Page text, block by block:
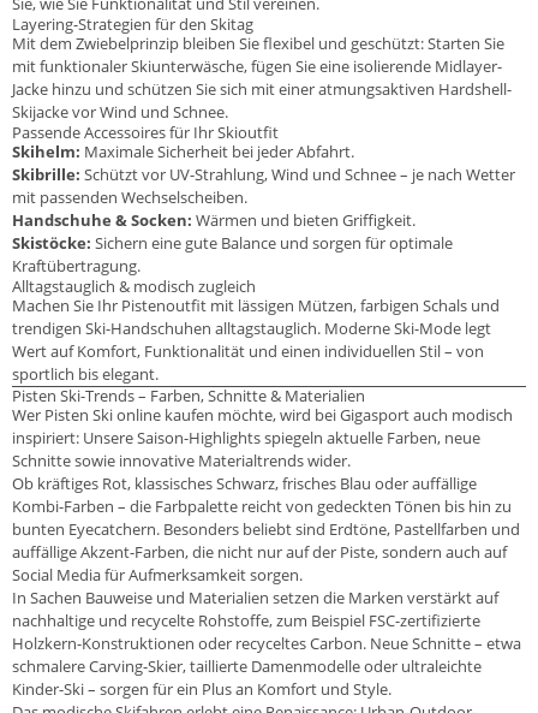
Layering-Strategien für den Skitag
Mit dem Zwiebelprinzip bleiben Sie flexibel und geschützt: Starten Sie
mit funktionaler Skiunterwäsche, fügen Sie eine isolierende Midlayer-
Jacke hinzu und schützen Sie sich mit einer atmungsaktiven Hardshell-
Skijacke vor Wind und Schnee.
Passende Accessoires für Ihr Skioutfit
Skihelm: Maximale Sicherheit bei jeder Abfahrt.
Skibrille: Schützt vor UV-Strahlung, Wind und Schnee – je nach Wetter
mit passenden Wechselscheiben.
Handschuhe & Socken: Wärmen und bieten Griffigkeit.
Skistöcke: Sichern eine gute Balance und sorgen für optimale
Kraftübertragung.
Alltagstauglich & modisch zugleich
Machen Sie Ihr Pistenoutfit mit lässigen Mützen, farbigen Schals und
trendigen Ski-Handschuhen alltagstauglich. Moderne Ski-Mode legt
Wert auf Komfort, Funktionalität und einen individuellen Stil – von
sportlich bis elegant.
Pisten Ski-Trends – Farben, Schnitte & Materialien
Wer Pisten Ski online kaufen möchte, wird bei Gigasport auch modisch
inspiriert: Unsere Saison-Highlights spiegeln aktuelle Farben, neue
Schnitte sowie innovative Materialtrends wider.
Ob kräftiges Rot, klassisches Schwarz, frisches Blau oder auffällige
Kombi-Farben – die Farbpalette reicht von gedeckten Tönen bis hin zu
bunten Eyecatchern. Besonders beliebt sind Erdtöne, Pastellfarben und
auffällige Akzent-Farben, die nicht nur auf der Piste, sondern auch auf
Social Media für Aufmerksamkeit sorgen.
In Sachen Bauweise und Materialien setzen die Marken verstärkt auf
nachhaltige und recycelte Rohstoffe, zum Beispiel FSC-zertifizierte
Holzkern-Konstruktionen oder recyceltes Carbon. Neue Schnitte – etwa
schmalere Carving-Skier, taillierte Damenmodelle oder ultraleichte
Kinder-Ski – sorgen für ein Plus an Komfort und Style.